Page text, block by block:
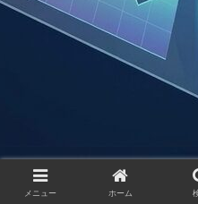
メニュー ホーム